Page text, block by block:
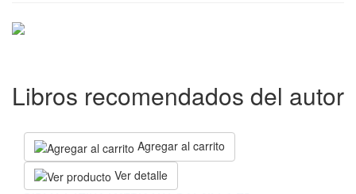
Libros recomendados del autor
Agregar al carrito
Ver detalle